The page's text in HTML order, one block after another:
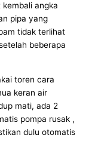
angka
pipa yang
tidak terlihat
beberapa
toren cara
keran air
mati, ada 2
pompa rusak ,
dulu otomatis